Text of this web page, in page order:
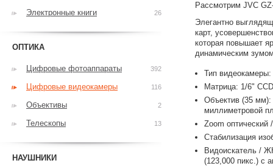
Рассмотрим JVC
Элегантно
карт,
которая повышает
динамическим
Тип
Матрица: 1/6"
Объектив (35 мм):
миллиметровой
Zoom оптический
Стабилизация
Видоискатель /
(123,000 пикс.) с
Электронные книги 26
ОПТИКА
Цифровые фотоаппараты 392
Цифровые видеокамеры 116
Объективы 2
Телескопы 13
НАУШНИКИ